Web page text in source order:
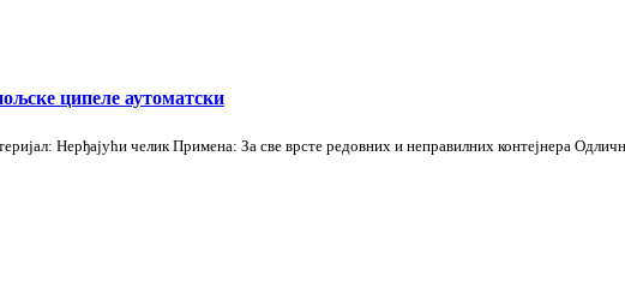
ципеле аутоматски
Нерђајући челик Примена: За све врсте редовних и неправилних контејнера